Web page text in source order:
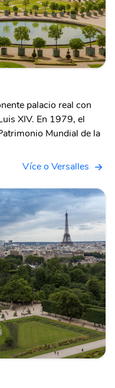
palacio real con
XIV. En 1979, el
Mundial de la
Více o Versalles